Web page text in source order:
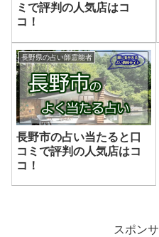
ミで評判の人気店はコ
コ！
長野県の占い師霊能者
長野市の占い当たると口
コミで評判の人気店はコ
コ！
スポン